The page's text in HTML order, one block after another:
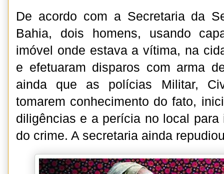
De acordo com a Secretaria da
Bahia, dois homens, usando
imóvel onde estava a vítima, na
e efetuaram disparos com arma
ainda que as polícias Militar,
tomarem conhecimento do fato,
diligências e a perícia no local para
do crime. A secretaria ainda